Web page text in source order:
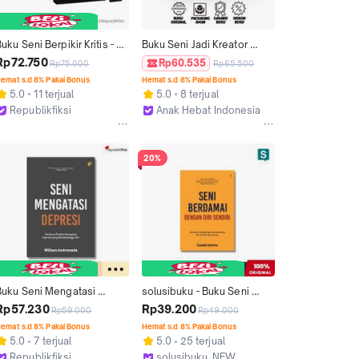
Seni Berpikir Kritis -
Sina - Turos Pustaka
Rp75.000
s.d 8% Pakai Bonus
5.0
11 terjual
Republikfiksi
Buku Seni Jadi Kreator
Konten - Muhammad Nur
Faizi - Anak Hebat
Indonesia
Rp60.535 Rp65.500
Hemat s.d 8% Pakai Bonus
5.0
8 terjual
Anak Hebat Indonesia
Seni Mengatasi
- William
Andromeda - Bright
Publishing
Rp59.000
s.d 8% Pakai Bonus
5.0
7 terjual
20%
solusibuku - Buku Seni
Berdamai Dengan Diri
Sendiri - Claudia Sabrina
(Bright Publisher)
Rp39.200Rp49.000
Hemat s.d 8% Pakai Bonus
5.0
25 terjual